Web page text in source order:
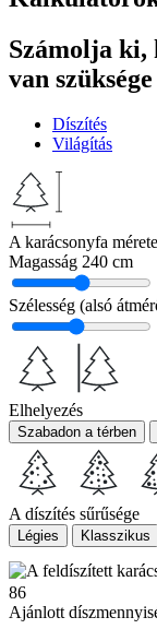
Számolja ki,
van
Díszítés
Világítás
A karácsonyfa
Magasság 240 cm
Szélesség (alsó
Elhelyezés
Szabadon a térben
A díszítés sűrűsége
Légies Klasszikus
86
Ajánlott